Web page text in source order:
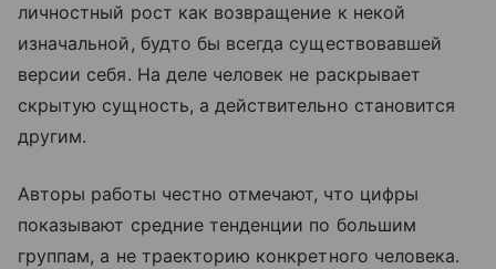
личностный рост как возвращение к некой
изначальной, будто бы всегда существовавшей
версии себя. На деле человек не раскрывает
скрытую сущность, а действительно становится
другим.
Авторы работы честно отмечают, что цифры
показывают средние тенденции по большим
группам, а не траекторию конкретного человека.